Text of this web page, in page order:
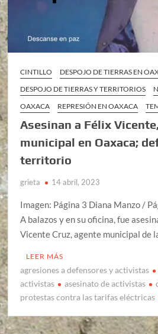
CINTILLO
DESPOJO DE TIERRAS EN
DESPOJO DE TIERRAS Y TERRITORIOS
OAXACA
REPRESIÓN EN OAXACA
Asesinan a Félix
municipal en Oaxaca;
territorio
grieta 14 abril, 2023
Imagen: Página 3 Diana Manzo /
A balazos y en su oficina, fue
Vicente Cruz, agente municipal de
LEER MÁS
agresiones a defensores y activistas
activistas
asesinato de activistas
protestas contra las tarifas eléctricas